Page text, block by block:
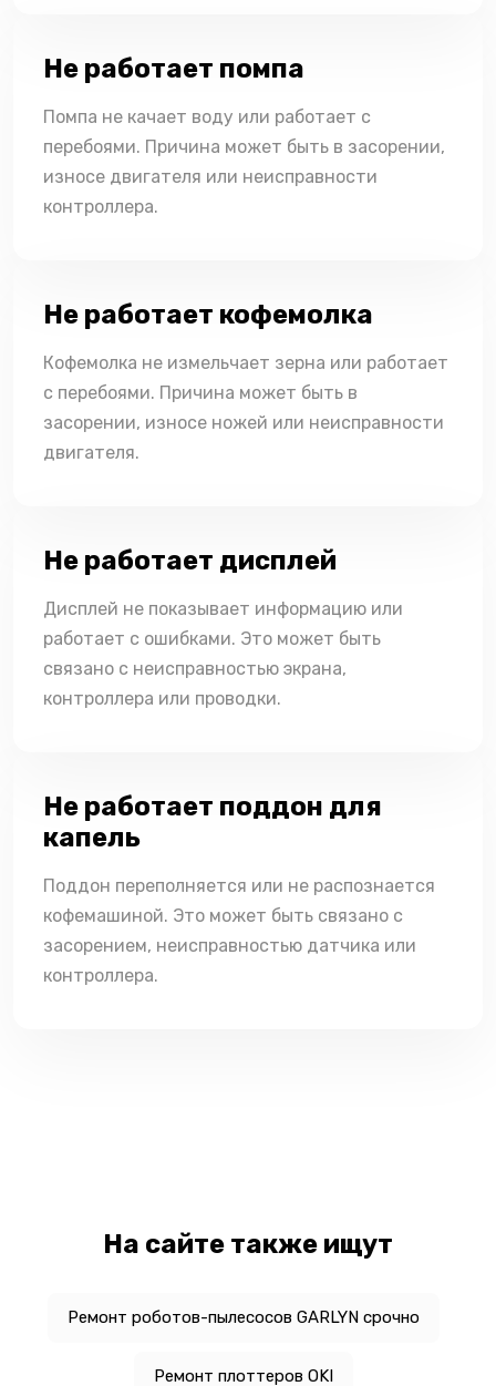
Не работает помпа
Помпа не качает воду или работает с
перебоями. Причина может быть в засорении,
износе двигателя или неисправности
контроллера.
Не работает кофемолка
Кофемолка не измельчает зерна или работает
с перебоями. Причина может быть в
засорении, износе ножей или неисправности
двигателя.
Не работает дисплей
Дисплей не показывает информацию или
работает с ошибками. Это может быть
связано с неисправностью экрана,
контроллера или проводки.
Не работает поддон для
капель
Поддон переполняется или не распознается
кофемашиной. Это может быть связано с
засорением, неисправностью датчика или
контроллера.
На сайте также ищут
Ремонт роботов-пылесосов GARLYN срочно
Ремонт плоттеров OKI